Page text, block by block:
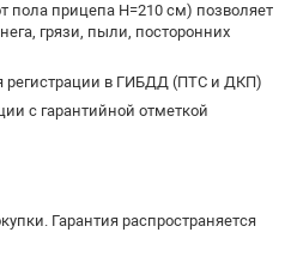
пола прицепа H=210 см) позволяет
грязи, пыли, посторонних
регистрации в ГИБДД (ПТС и ДКП)
с гарантийной отметкой
Гарантия распространяется